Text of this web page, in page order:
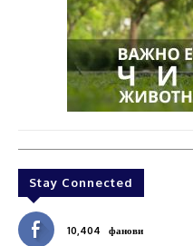
Stay Connected
10,404 фанови